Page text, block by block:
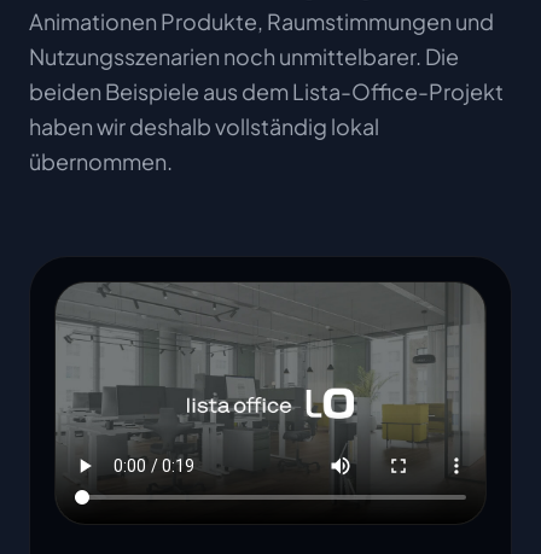
Animationen Produkte, Raumstimmungen und
Nutzungsszenarien noch unmittelbarer. Die
beiden Beispiele aus dem Lista-Office-Projekt
haben wir deshalb vollständig lokal
übernommen.